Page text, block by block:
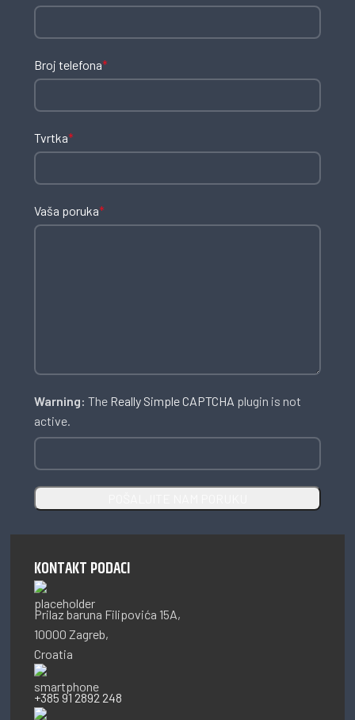
Broj telefona*
Tvrtka*
Vaša poruka*
Warning: The Really Simple CAPTCHA plugin is not
active.
KONTAKT PODACI
Prilaz baruna Filipovića 15A,
10000 Zagreb,
Croatia
+385 91 2892 248